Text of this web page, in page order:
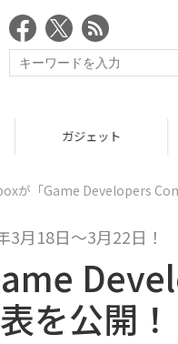
が「Game Developers
3月18日～3月22日！
を公開！